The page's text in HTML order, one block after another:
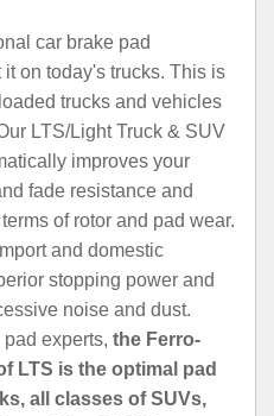
car brake pad
on today's trucks. This is
trucks and vehicles
LTS/Light Truck & SUV
improves your
fade resistance and
of rotor and pad wear.
and domestic
stopping power and
noise and dust.
experts, the Ferro-
LTS is the optimal pad
all classes of SUVs,